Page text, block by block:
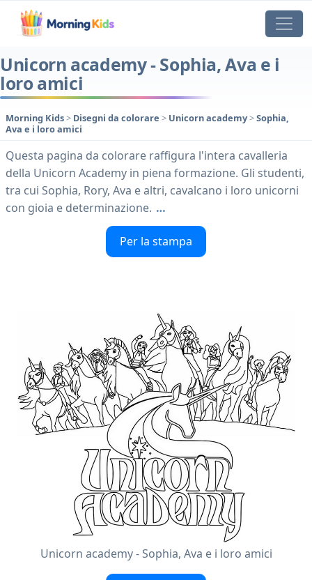
Unicorn academy - Sophia, Ava e i
loro amici
Morning Kids> Disegni da colorare > Unicorn academy>Sophia,
Ava e i loro amici
Questa pagina da colorare raffigura l'intera cavalleria
della Unicorn Academy in piena formazione. Gli studenti,
tra cui Sophia, Rory, Ava e altri, cavalcano i loro unicorni
con gioia e determinazione. …
Per la stampa
Unicorn academy - Sophia, Ava e i loro amici